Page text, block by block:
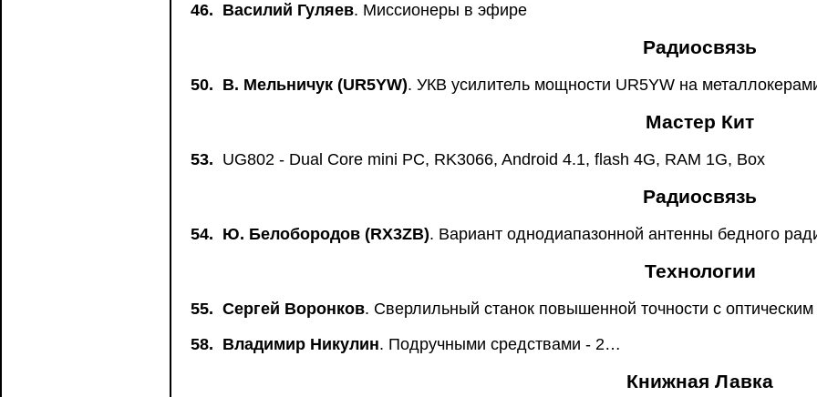
46. Василий Гуляев. Миссионеры в эфире
Радиосвязь
50. В. Мельничук (UR5YW). УКВ усилитель мощности UR5YW на
Мастер Кит
53. UG802 - Dual Core mini PC, RK3066, Android 4.1, flash 4G, RAM 1G, Box
Радиосвязь
54. Ю. Белобородов (RX3ZB). Вариант однодиапазонной антенны бедного
Технологии
55. Сергей Воронков. Сверлильный станок повышенной точности с
58. Владимир Никулин. Подручными средствами - 2…
Книжная Лавка